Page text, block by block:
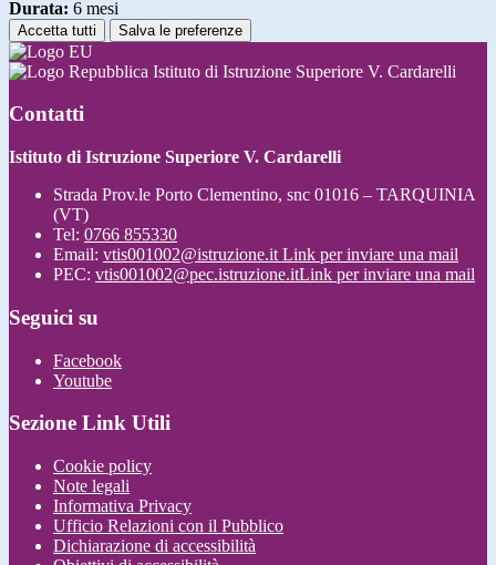
Durata: 6 mesi
Accetta tutti Salva le preferenze
Istituto di Istruzione Superiore V. Cardarelli
Contatti
Istituto di Istruzione Superiore V. Cardarelli
Strada Prov.le Porto Clementino, snc 01016 – TARQUINIA
(VT)
Tel: 0766 855330
Email: vtis001002@istruzione.it Link per inviare una mail
PEC: vtis001002@pec.istruzione.itLink per inviare una mail
Seguici su
Facebook
Youtube
Sezione Link Utili
Cookie policy
Note legali
Informativa Privacy
Ufficio Relazioni con il Pubblico
Dichiarazione di accessibilità